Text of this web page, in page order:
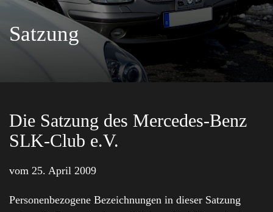
Satzung
Die Satzung des Mercedes-Benz
SLK-Club e.V.
vom 25. April 2009
Personenbezogene Bezeichnungen in dieser Satzung